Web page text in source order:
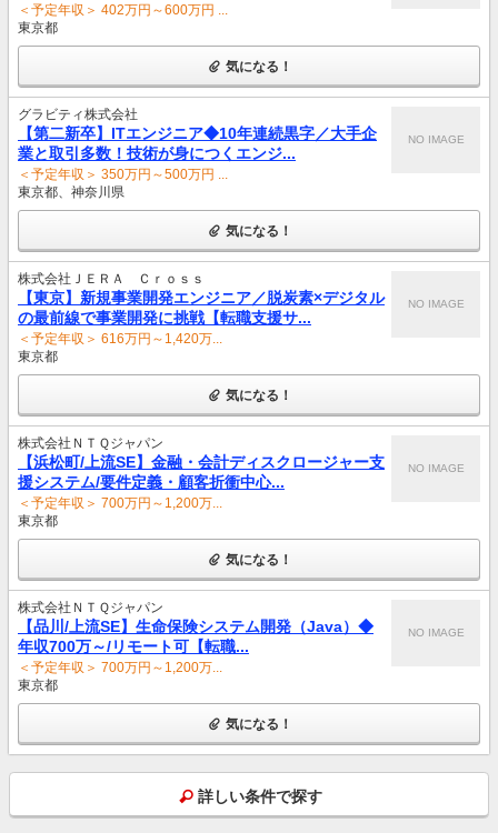
＜予定年収＞ 402万円～600万円 ...
東京都
気になる！
グラビティ株式会社
【第二新卒】ITエンジニア◆10年連続黒字／大手企
業と取引多数！技術が身につくエンジ...
＜予定年収＞ 350万円～500万円 ...
東京都、神奈川県
NO IMAGE
気になる！
株式会社ＪＥＲＡ Ｃｒｏｓｓ
【東京】新規事業開発エンジニア／脱炭素×デジタル
の最前線で事業開発に挑戦【転職支援サ...
＜予定年収＞ 616万円～1,420万...
東京都
NO IMAGE
気になる！
株式会社ＮＴＱジャパン
【浜松町/上流SE】金融・会計ディスクロージャー支
援システム/要件定義・顧客折衝中心...
＜予定年収＞ 700万円～1,200万...
東京都
NO IMAGE
気になる！
株式会社ＮＴＱジャパン
【品川/上流SE】生命保険システム開発（Java）◆
年収700万～/リモート可【転職...
＜予定年収＞ 700万円～1,200万...
東京都
NO IMAGE
気になる！
詳しい条件で探す